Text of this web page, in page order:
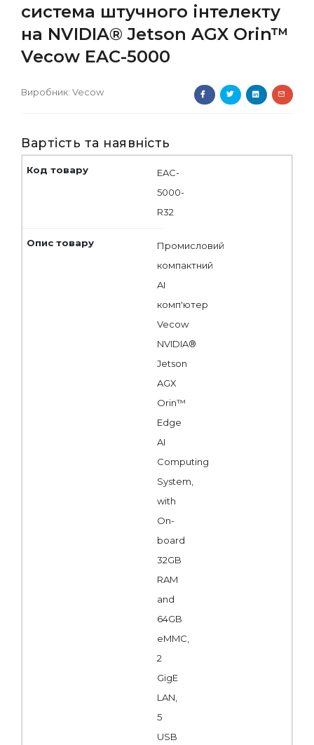
система штучного інтелекту
на NVIDIA® Jetson AGX Orin™
Vecow EAC-5000
Виробник: Vecow
Вартість та наявність
EAC-
5000-
R32
Промисловий
компактний
AI
комп'ютер
Vecow
NVIDIA®
Jetson
AGX
Orin™
Edge
AI
Computing
System,
with
On-
board
32GB
RAM
and
64GB
eMMC,
2
GigE
LAN,
5
USB